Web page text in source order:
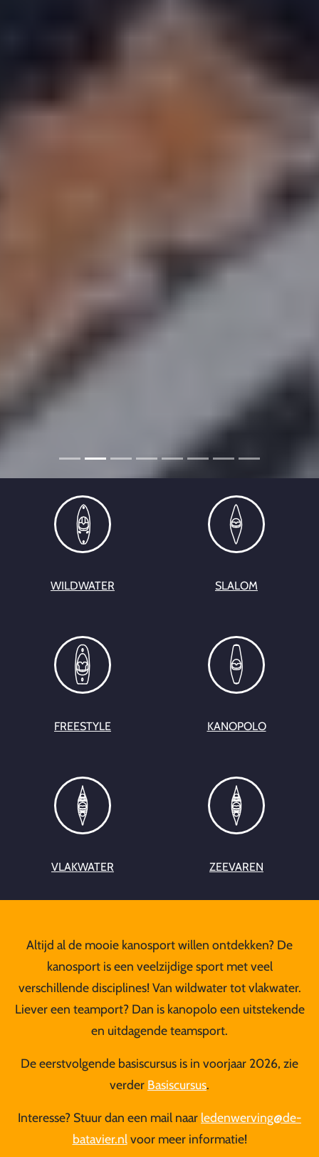
WILDWATER SLALOM
FREESTYLE KANOPOLO
VLAKWATER ZEEVAREN
Altijd al de mooie kanosport willen ontdekken? De
kanosport is een veelzijdige sport met veel
verschillende disciplines! Van wildwater tot vlakwater.
Liever een teamport? Dan is kanopolo een uitstekende
en uitdagende teamsport.
De eerstvolgende basiscursus is in voorjaar 2026, zie
verder Basiscursus.
Interesse? Stuur dan een mail naar ledenwerving@de-
batavier.nlvoor meer informatie!